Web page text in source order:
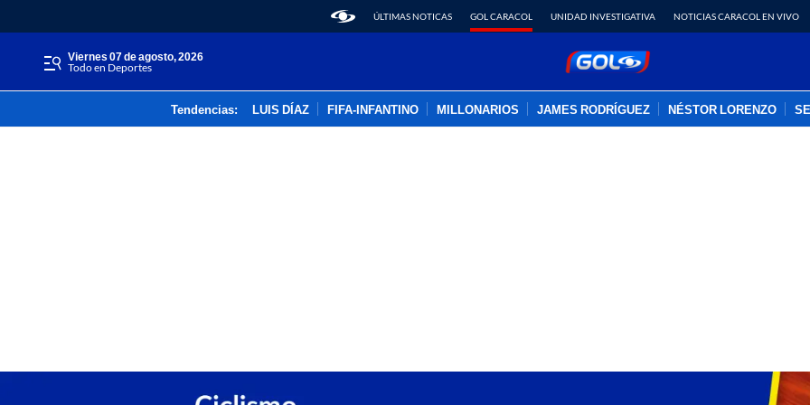
ÚLTIMAS NOTICAS GOL CARACOL UNIDAD INVESTIGATIVA NOTICIAS CARACOL EN VIVO
viernes 07 de agosto, 2026
Todo en Deportes
Tendencias: LUIS DÍAZ FIFA-INFANTINO MILLONARIOS JAMES RODRÍGUEZ NÉSTOR LORENZO